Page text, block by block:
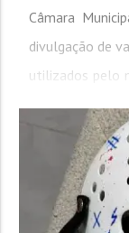
Câmara
divulgação de
utilizados pelo
não estaria